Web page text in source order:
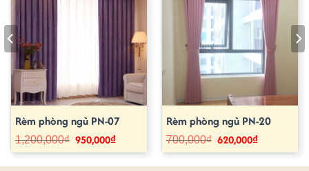
Rèm phòng ngủ PN-07
1,200,000₫ Giá
gốc
là:
1,200,000₫.
950,000₫Giá
tại
là:
Rèm phòng ngủ PN-20
700,000₫ Giá
gốc
là:
700,000₫.
620,000₫Giá
tại
là: